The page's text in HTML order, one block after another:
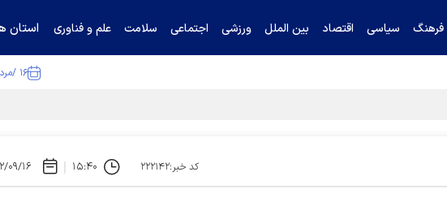
فرهنگ سیاسی اقتصاد بین الملل ورزشی اجتماعی سلامت علم و فناوری استان
۱۶ /مرداد /۱۴۰۵
کد خبر:۲۲۲۱۴۲ ۱۵:۴۰ ۱۳۹۲/